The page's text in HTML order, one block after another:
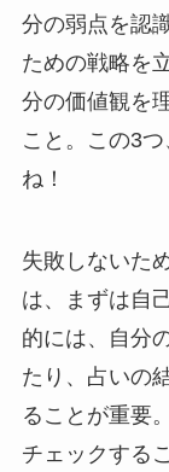
分の弱点を認
ための戦略を
分の価値観を
こと。この3
ね！
失敗しないた
は、まずは自
的には、自分
たり、占いの
ることが重要
チェックする